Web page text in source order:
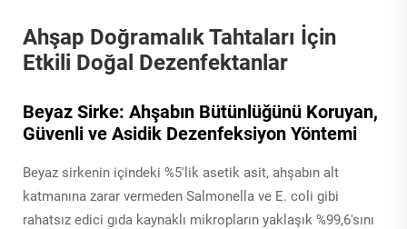
Ahşap Doğramalık Tahtaları İçin
Etkili Doğal Dezenfektanlar
Beyaz Sirke: Ahşabın Bütünlüğünü Koruyan,
Güvenli ve Asidik Dezenfeksiyon Yöntemi
Beyaz sirkenin içindeki %5'lik asetik asit, ahşabın alt
katmanına zarar vermeden Salmonella ve E. coli gibi
rahatsız edici gıda kaynaklı mikropların yaklaşık %99,6'sını